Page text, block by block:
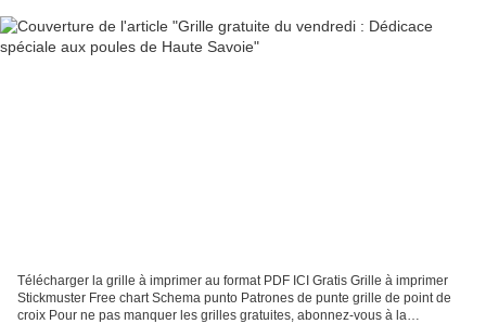
Télécharger la grille à imprimer au format PDF ICI Gratis Grille à imprimer
Stickmuster Free chart Schema punto Patrones de punte grille de point de
croix Pour ne pas manquer les grilles gratuites, abonnez-vous à la